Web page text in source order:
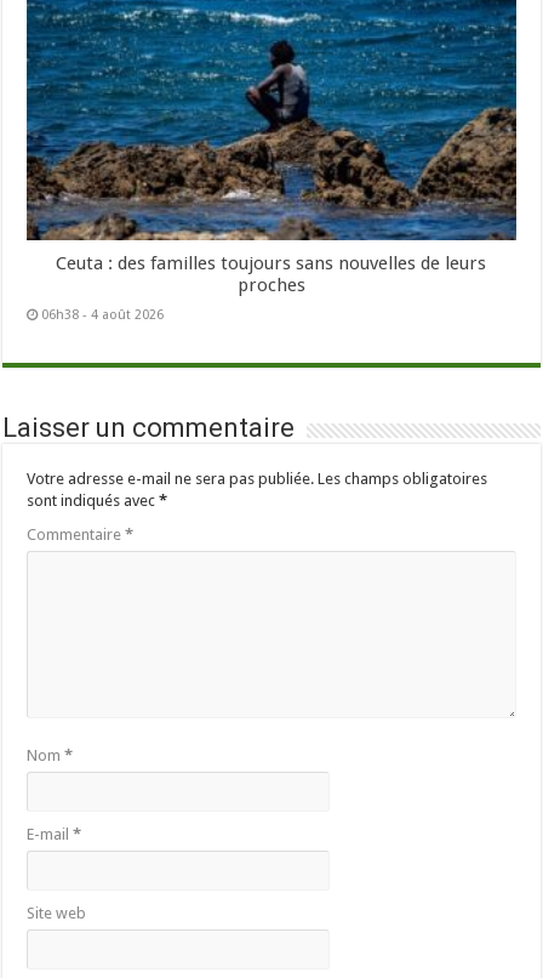
Ceuta : des familles toujours sans nouvelles de leurs
proches
06h38 - 4 août 2026
Laisser un commentaire
Votre adresse e-mail ne sera pas publiée. Les champs obligatoires
sont indiqués avec*
Commentaire*
Nom*
E-mail*
Site web